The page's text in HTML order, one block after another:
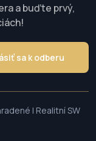
a buďte prvý,
sa k odberu
| Realitní SW